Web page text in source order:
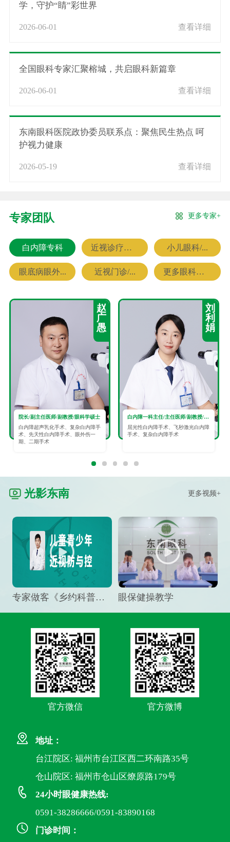
学，守护“睛”彩世界
2026-06-01 查看详细
全国眼科专家汇聚榕城，共启眼科新篇章
2026-06-01 查看详细
东南眼科医院政协委员联系点：聚焦民生热点 呵
护视力健康
2026-05-19 查看详细
专家团队 更多专家+
白内障专科 近视诊疗专科 小儿眼科/...
眼底病眼外... 近视门诊/... 更多眼科专家
赵
广
愚
院长/副主任医师/副教授/眼科学硕士
白内障超声乳化手术、复杂白内障手
术、先天性白内障手术、眼外伤一
期、二期手术
刘
利
娟
白内障一科主任/主任医师/副教授/眼科学硕士
屈光性白内障手术、飞秒激光白内障
手术、复杂白内障手术
光影东南 更多视频+
专家做客《乡约科普》栏目，预防孩子近视竟然这么“简单” 眼保健操教学
官方微信 官方微博
地址：
台江院区: 福州市台江区西二环南路35号
仓山院区: 福州市仓山区燎原路179号
24小时眼健康热线:
0591-38286666/0591-83890168
门诊时间：